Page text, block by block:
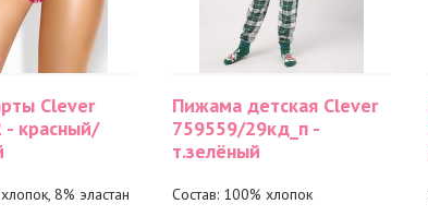
Clever
- красный/
8% эластан
Пижама детская Clever
759559/29кд_п -
т.зелёный
Состав: 100% хлопок